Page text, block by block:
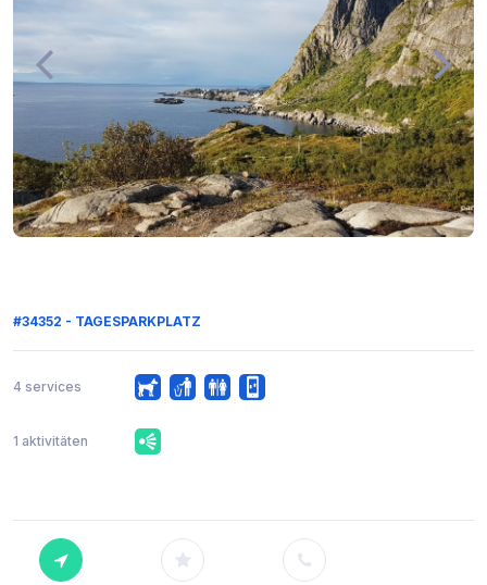
#34352 - TAGESPARKPLATZ
4 services
1 aktivitäten